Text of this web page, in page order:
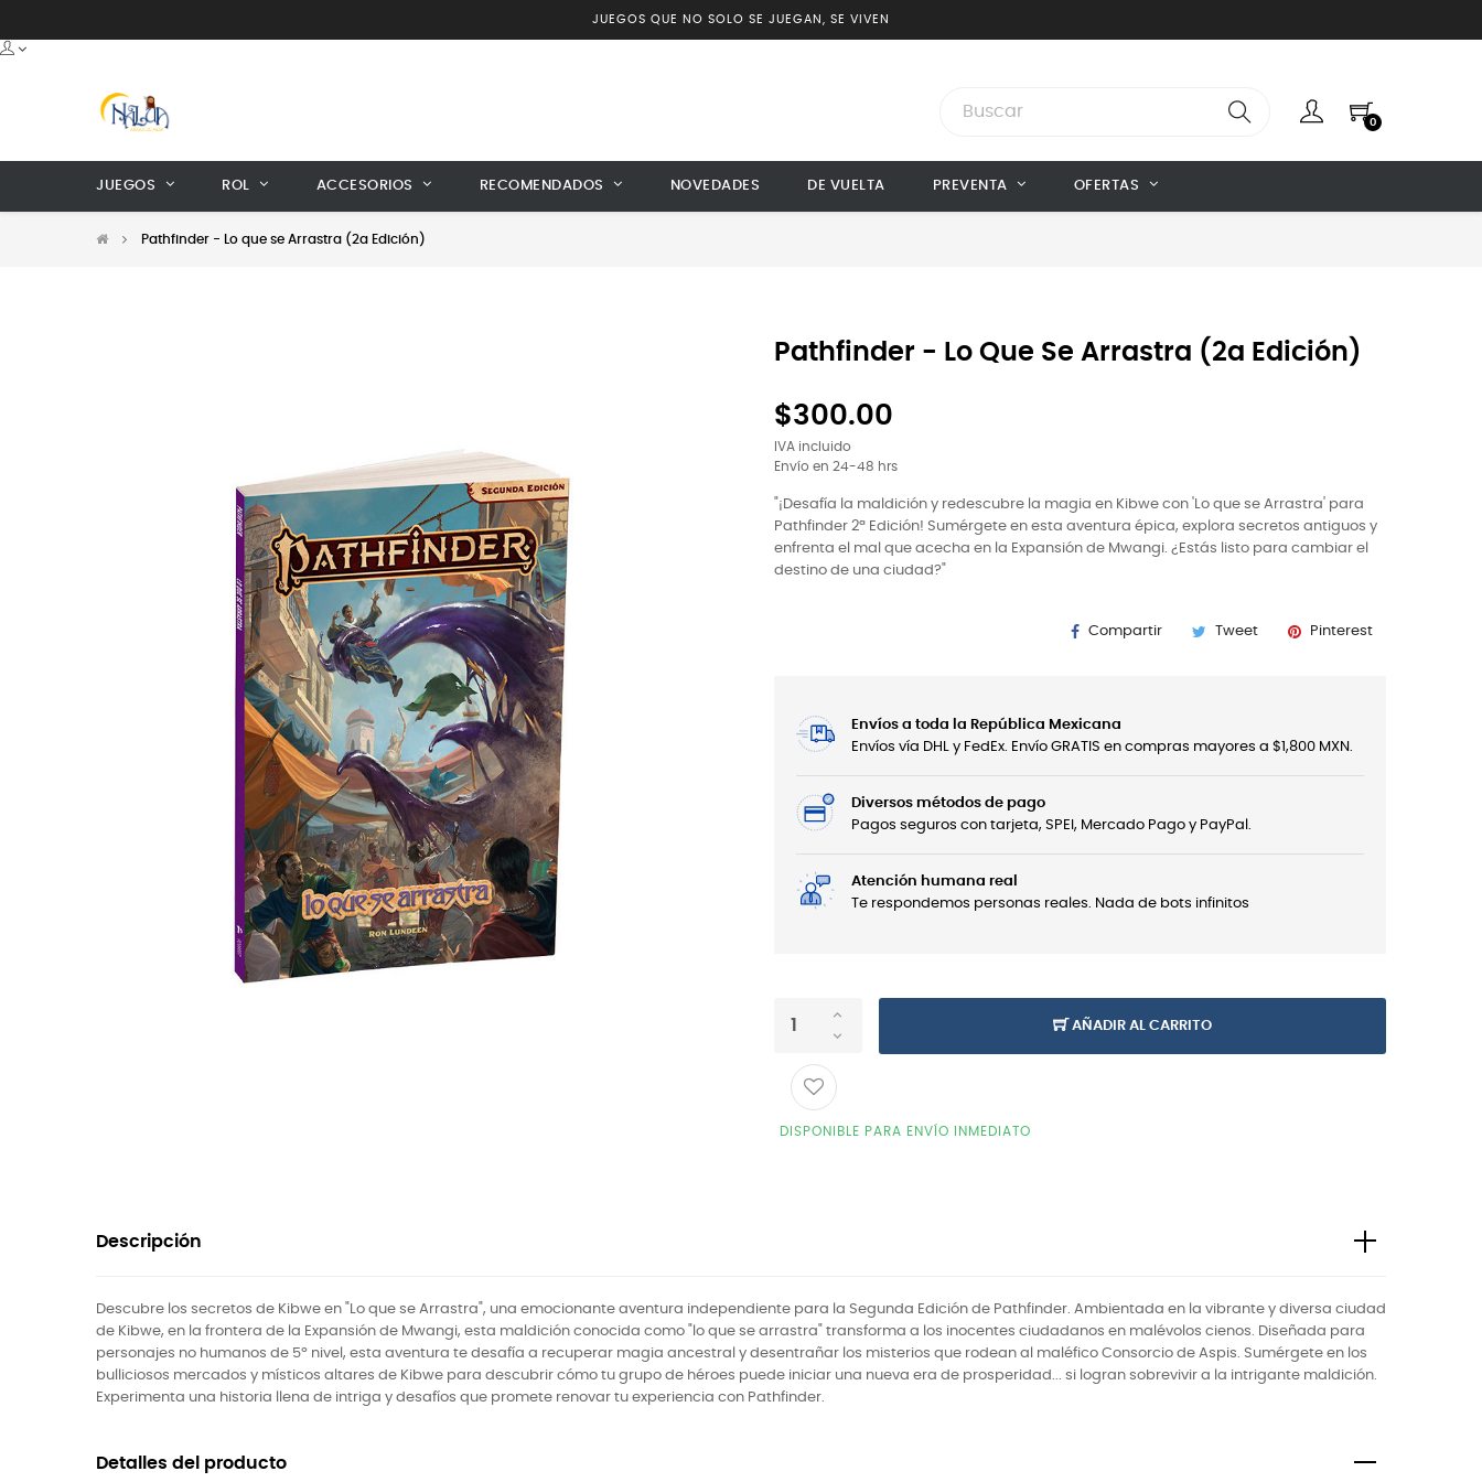
JUEGOS QUE NO SOLO SE JUEGAN, SE VIVEN
0
JUEGOS ROL ACCESORIOS RECOMENDADOS NOVEDADES DE VUELTA PREVENTA OFERTAS
Pathfinder - Lo que se Arrastra (2a Edición)
Pathfinder - Lo Que Se Arrastra (2a Edición)
$300.00
IVA incluido
Envío en 24-48 hrs
"¡Desafía la maldición y redescubre la magia en Kibwe con 'Lo que se Arrastra' para
Pathfinder 2ª Edición! Sumérgete en esta aventura épica, explora secretos antiguos y
enfrenta el mal que acecha en la Expansión de Mwangi. ¿Estás listo para cambiar el
destino de una ciudad?"
Compartir Tweet Pinterest
Envíos a toda la República Mexicana
Envíos vía DHL y FedEx. Envío GRATIS en compras mayores a $1,800 MXN.
Diversos métodos de pago
Pagos seguros con tarjeta, SPEI, Mercado Pago y PayPal.
Atención humana real
Te respondemos personas reales. Nada de bots infinitos
AÑADIR AL CARRITO
DISPONIBLE PARA ENVÍO INMEDIATO
Descripción
Descubre los secretos de Kibwe en "Lo que se Arrastra", una emocionante aventura independiente para la Segunda Edición de Pathfinder. Ambientada en la vibrante y diversa ciudad
de Kibwe, en la frontera de la Expansión de Mwangi, esta maldición conocida como "lo que se arrastra" transforma a los inocentes ciudadanos en malévolos cienos. Diseñada para
personajes no humanos de 5º nivel, esta aventura te desafía a recuperar magia ancestral y desentrañar los misterios que rodean al maléfico Consorcio de Aspis. Sumérgete en los
bulliciosos mercados y místicos altares de Kibwe para descubrir cómo tu grupo de héroes puede iniciar una nueva era de prosperidad... si logran sobrevivir a la intrigante maldición.
Experimenta una historia llena de intriga y desafíos que promete renovar tu experiencia con Pathfinder.
Detalles del producto